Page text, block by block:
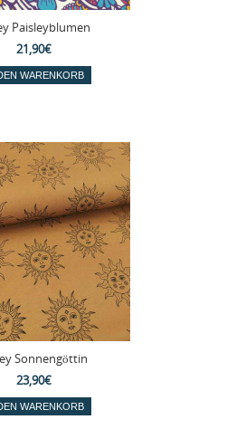
Paisleyblumen
21,90€
Sonnengöttin
23,90€